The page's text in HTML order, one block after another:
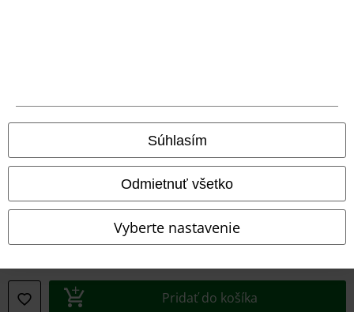
Súhlasím
Odmietnuť všetko
Vyberte nastavenie
Pridať do košíka
Ochrana osobných údajov
Likvidácia odpadu a ochrana životného prostredia
Informácie o prístupnosti
Nastavenia súborov cookie
Odstúpenie od zmluvy